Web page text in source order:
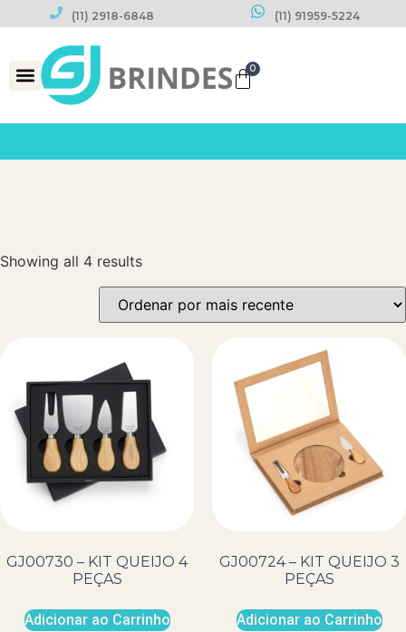
(11) 2918-6848 (11) 91959-5224
0
Showing all 4 results
GJ00730 – KIT QUEIJO 4
PEÇAS
Adicionar ao Carrinho
GJ00724 – KIT QUEIJO 3
PEÇAS
Adicionar ao Carrinho